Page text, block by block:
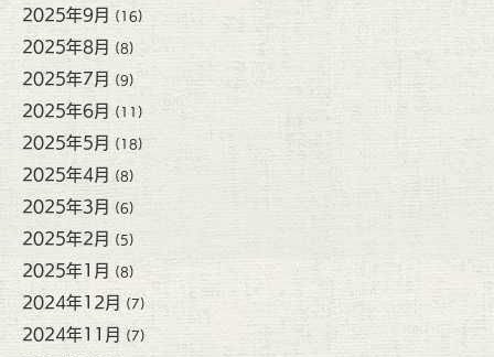
2025年9月 (16)
2025年8月 (8)
2025年7月 (9)
2025年6月 (11)
2025年5月 (18)
2025年4月 (8)
2025年3月 (6)
2025年2月 (5)
2025年1月 (8)
2024年12月 (7)
2024年11月 (7)